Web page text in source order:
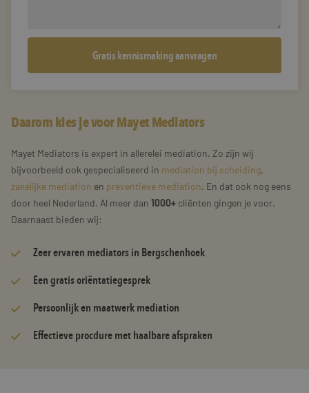
Daarom kies je voor Mayet Mediators
Mayet Mediators is expert in allerelei mediation. Zo zijn wij
bijvoorbeeld ook gespecialiseerd in mediation bij scheiding,
zakelijke mediation en preventieve mediation. En dat ook nog eens
door heel Nederland. Al meer dan 1000+ cliënten gingen je voor.
Daarnaast bieden wij:
Zeerervaren mediators in Bergschenhoek
Een gratis oriëntatiegesprek
Persoonlijk en maatwerk mediation
Effectieve procdure met haalbare afspraken